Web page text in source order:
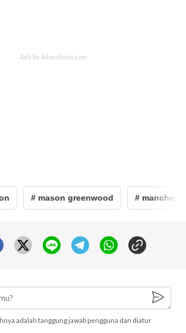
# mason greenwood #
adalah tanggung jawab pengguna dan diatur